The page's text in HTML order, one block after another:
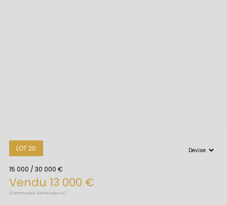
LOT 20
15 000 / 30 000 €
Vendu 13 000 €
(Commissions d'achat incluses)